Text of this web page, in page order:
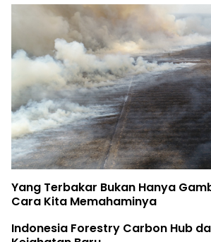
Birute Galdikas, Ibu para
The Earth Belongs to the Youth
Rifya Melawan Raksasa